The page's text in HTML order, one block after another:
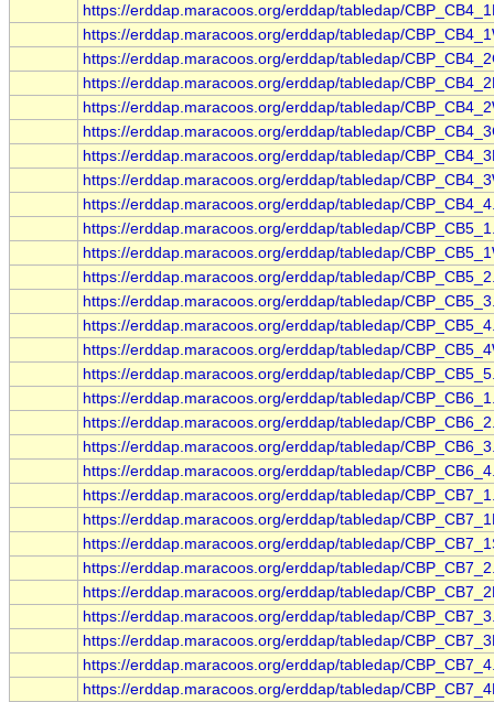
https://erddap.maracoos.org/erddap/tabledap/
https://erddap.maracoos.org/erddap/tabledap/
https://erddap.maracoos.org/erddap/tabledap/
https://erddap.maracoos.org/erddap/tabledap/
https://erddap.maracoos.org/erddap/tabledap/
https://erddap.maracoos.org/erddap/tabledap/
https://erddap.maracoos.org/erddap/tabledap/
https://erddap.maracoos.org/erddap/tabledap/
https://erddap.maracoos.org/erddap/tabledap/
https://erddap.maracoos.org/erddap/tabledap/
https://erddap.maracoos.org/erddap/tabledap/
https://erddap.maracoos.org/erddap/tabledap/
https://erddap.maracoos.org/erddap/tabledap/
https://erddap.maracoos.org/erddap/tabledap/
https://erddap.maracoos.org/erddap/tabledap/
https://erddap.maracoos.org/erddap/tabledap/
https://erddap.maracoos.org/erddap/tabledap/
https://erddap.maracoos.org/erddap/tabledap/
https://erddap.maracoos.org/erddap/tabledap/
https://erddap.maracoos.org/erddap/tabledap/
https://erddap.maracoos.org/erddap/tabledap/
https://erddap.maracoos.org/erddap/tabledap/
https://erddap.maracoos.org/erddap/tabledap/
https://erddap.maracoos.org/erddap/tabledap/
https://erddap.maracoos.org/erddap/tabledap/
https://erddap.maracoos.org/erddap/tabledap/
https://erddap.maracoos.org/erddap/tabledap/
https://erddap.maracoos.org/erddap/tabledap/
https://erddap.maracoos.org/erddap/tabledap/